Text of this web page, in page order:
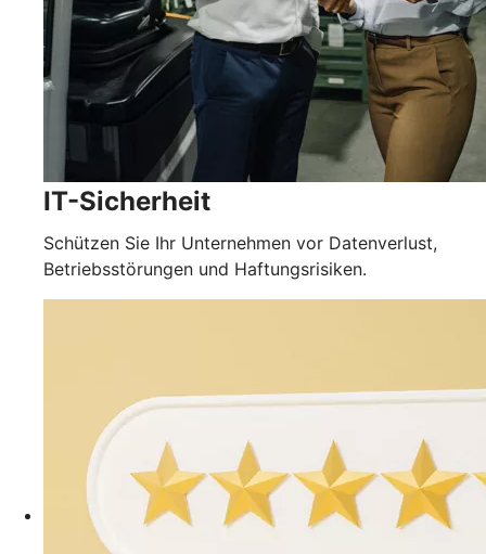
IT-Sicherheit
Schützen Sie Ihr Unternehmen vor Datenverlust,
Betriebsstörungen und Haftungsrisiken.